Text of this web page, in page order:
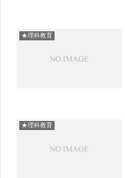
★理科教育
★理科教育